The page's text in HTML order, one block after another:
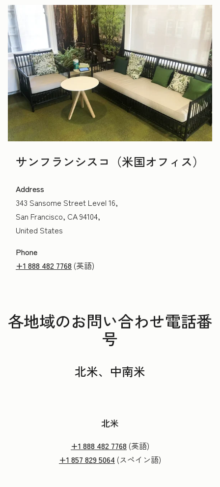
サンフランシスコ（米国オフィス）
Address
343 Sansome Street Level 16,
San Francisco, CA 94104,
United States
Phone
+1 888 482 7768 (英語)
各地域のお問い合わせ電話番
号
北米、中南米
北米
+1 888 482 7768 (英語)
+1 857 829 5064 (スペイン語)